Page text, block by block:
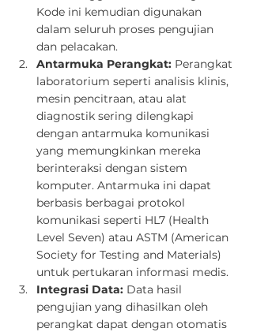
Kode ini kemudian digunakan
dalam seluruh proses pengujian
dan pelacakan.
Antarmuka Perangkat: Perangkat
laboratorium seperti analisis klinis,
mesin pencitraan, atau alat
diagnostik sering dilengkapi
dengan antarmuka komunikasi
yang memungkinkan mereka
berinteraksi dengan sistem
komputer. Antarmuka ini dapat
berbasis berbagai protokol
komunikasi seperti HL7 (Health
Level Seven) atau ASTM (American
Society for Testing and Materials)
untuk pertukaran informasi medis.
Integrasi Data: Data hasil
pengujian yang dihasilkan oleh
perangkat dapat dengan otomatis